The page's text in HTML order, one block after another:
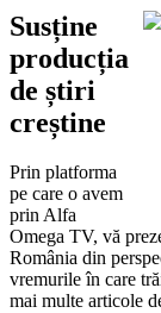
Susține
producția
de știri
creștine
Prin platforma
pe care o avem
prin Alfa
Omega TV, vă
România din
vremurile în care
mai multe articole